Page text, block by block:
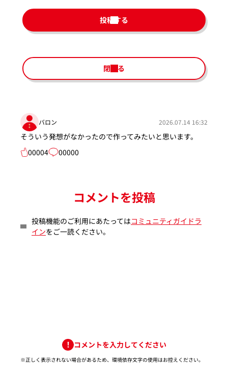
投稿する
閉じる
バロン 2026.07.14 16:32
そういう発想がなかったので作ってみたいと思います。
00004
00000
コメントを投稿
投稿機能のご利用にあたってはコミュニティガイドラ
インをご一読ください。
コメントを入力してください
※正しく表示されない場合があるため、環境依存文字の使用はお控えください。​